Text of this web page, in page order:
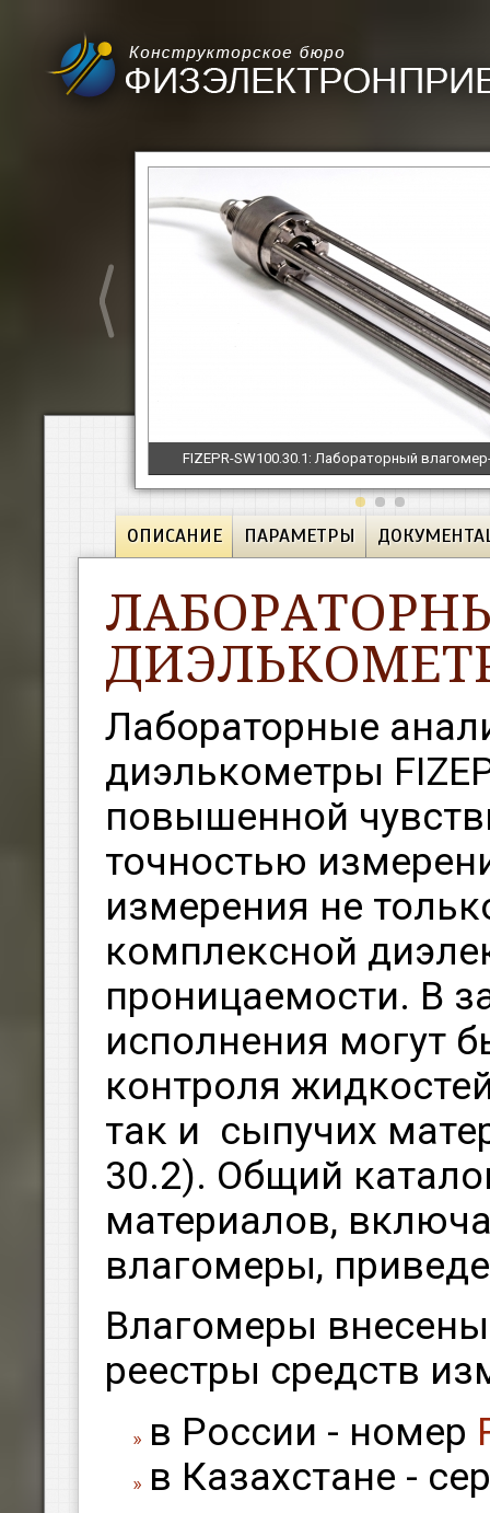
FIZEPR-SW100.30.1: Лабораторный
ОПИСАНИЕ ПАРАМЕТРЫ
ДИЭЛЬКОМЕТР
Лабораторные
диэлькометры
повышенной
точностью
измерения не
комплексной
проницаемости. В
исполнения могут
контроля
так и сыпучих
30.2). Общий
материалов,
влагомеры,
Влагомеры
реестры средств
в России - номер
в Казахстане -